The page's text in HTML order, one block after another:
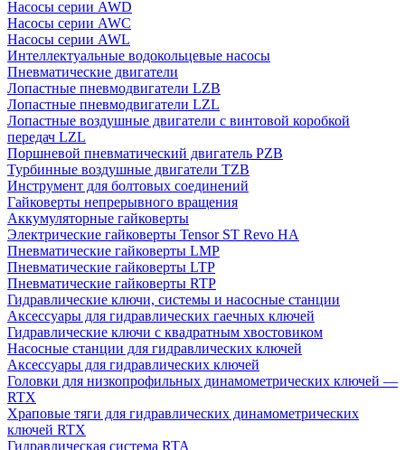
Насосы серии AWD
Насосы серии AWC
Насосы серии AWL
Интеллектуальные водокольцевые насосы
Пневматические двигатели
Лопастные пневмодвигатели LZB
Лопастные пневмодвигатели LZL
Лопастные воздушные двигатели с винтовой коробкой
передач LZL
Поршневой пневматический двигатель PZB
Турбинные воздушные двигатели TZB
Инструмент для болтовых соединений
Гайковерты непрерывного вращения
Аккумуляторные гайковерты
Электрические гайковерты Tensor ST Revo HA
Пневматические гайковерты LMP
Пневматические гайковерты LTP
Пневматические гайковерты RTP
Гидравлические ключи, системы и насосные станции
Аксессуары для гидравлических гаечных ключей
Гидравлические ключи с квадратным хвостовиком
Насосные станции для гидравлических ключей
Аксессуары для гидравлических ключей
Головки для низкопрофильных динамометрических ключей —
RTX
Храповые тяги для гидравлических динамометрических
ключей RTX
Гидравлическая система RTA